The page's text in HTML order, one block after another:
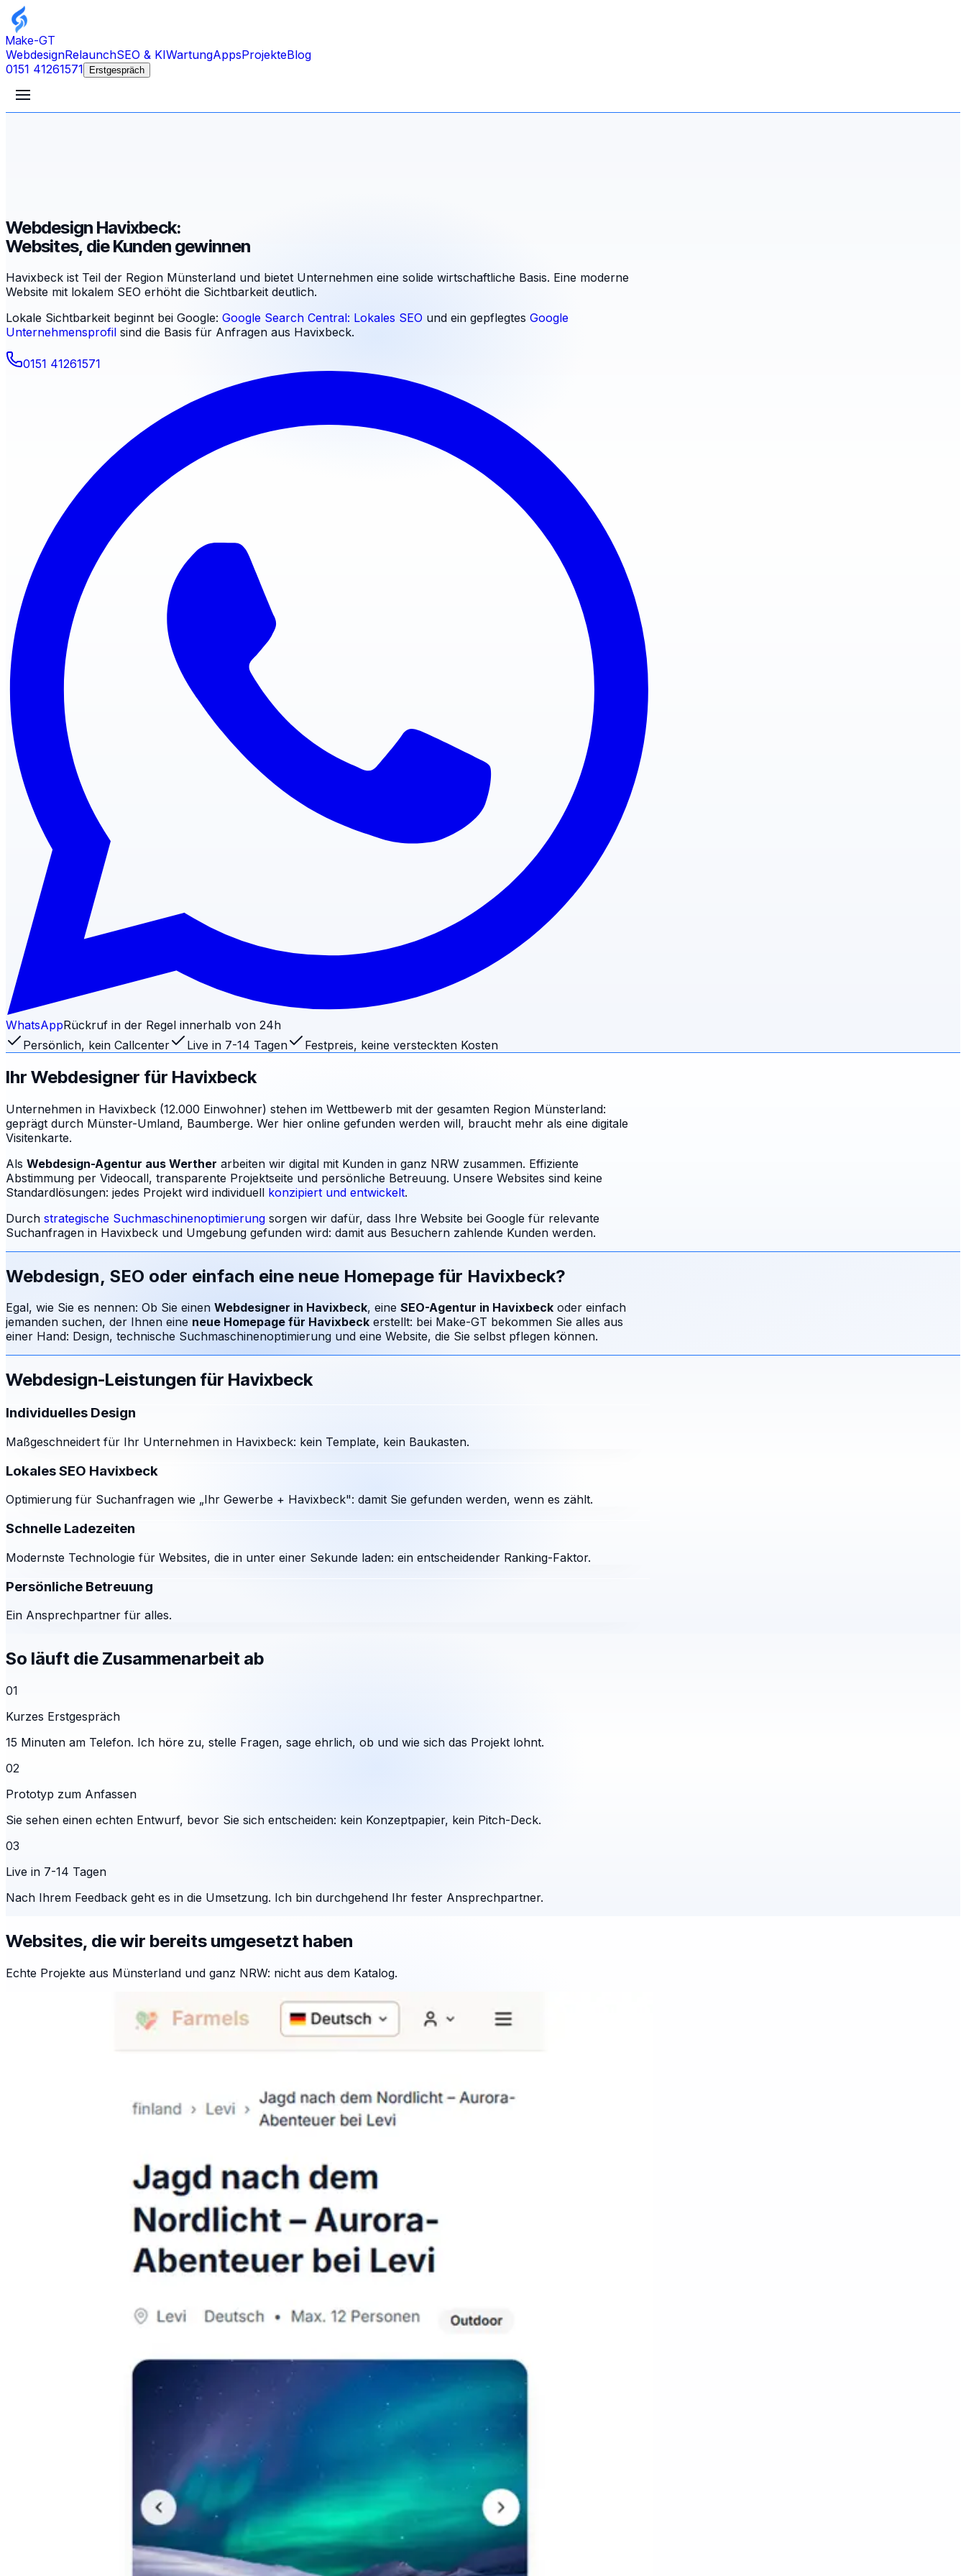
Make-GT
WebdesignRelaunchSEO & KIWartungAppsProjekteBlog
0151 41261571
Erstgespräch
Webdesign Havixbeck:
Websites, die Kunden gewinnen
Havixbeck ist Teil der Region Münsterland und bietet Unternehmen eine solide wirtschaftliche Basis. Eine moderne
Website mit lokalem SEO erhöht die Sichtbarkeit deutlich.
Lokale Sichtbarkeit beginnt bei Google: Google Search Central: Lokales SEO und ein gepflegtes Google
Unternehmensprofil sind die Basis für Anfragen aus Havixbeck.
0151 41261571
WhatsAppRückruf in der Regel innerhalb von 24h
Persönlich, kein Callcenter
Live in 7-14 Tagen Festpreis, keine versteckten Kosten
Ihr Webdesigner für Havixbeck
Unternehmen in Havixbeck (12.000 Einwohner) stehen im Wettbewerb mit der gesamten Region Münsterland:
geprägt durch Münster-Umland, Baumberge. Wer hier online gefunden werden will, braucht mehr als eine digitale
Visitenkarte.
Als Webdesign-Agentur aus Werther arbeiten wir digital mit Kunden in ganz NRW zusammen. Effiziente
Abstimmung per Videocall, transparente Projektseite und persönliche Betreuung. Unsere Websites sind keine
Standardlösungen: jedes Projekt wird individuell konzipiert und entwickelt.
Durch strategische Suchmaschinenoptimierung sorgen wir dafür, dass Ihre Website bei Google für relevante
Suchanfragen in Havixbeck und Umgebung gefunden wird: damit aus Besuchern zahlende Kunden werden.
Webdesign, SEO oder einfach eine neue Homepage für Havixbeck?
Egal, wie Sie es nennen: Ob Sie einen Webdesigner in Havixbeck, eine SEO-Agentur in Havixbeck oder einfach
jemanden suchen, der Ihnen eine neue Homepage für Havixbeck erstellt: bei Make-GT bekommen Sie alles aus
einer Hand: Design, technische Suchmaschinenoptimierung und eine Website, die Sie selbst pflegen können.
Webdesign-Leistungen für Havixbeck
Individuelles Design
Maßgeschneidert für Ihr Unternehmen in Havixbeck: kein Template, kein Baukasten.
Lokales SEO Havixbeck
Optimierung für Suchanfragen wie „Ihr Gewerbe + Havixbeck": damit Sie gefunden werden, wenn es zählt.
Schnelle Ladezeiten
Modernste Technologie für Websites, die in unter einer Sekunde laden: ein entscheidender Ranking-Faktor.
Persönliche Betreuung
Ein Ansprechpartner für alles.
So läuft die Zusammenarbeit ab
01
Kurzes Erstgespräch
15 Minuten am Telefon. Ich höre zu, stelle Fragen, sage ehrlich, ob und wie sich das Projekt lohnt.
02
Prototyp zum Anfassen
Sie sehen einen echten Entwurf, bevor Sie sich entscheiden: kein Konzeptpapier, kein Pitch-Deck.
03
Live in 7-14 Tagen
Nach Ihrem Feedback geht es in die Umsetzung. Ich bin durchgehend Ihr fester Ansprechpartner.
Websites, die wir bereits umgesetzt haben
Echte Projekte aus Münsterland und ganz NRW: nicht aus dem Katalog.